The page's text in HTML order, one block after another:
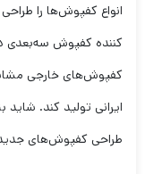
انواع کفپوش‌ها را
کننده کفپوش سه‌بعدی
کفپوش‌های خارجی
ایرانی تولید کند.
طراحی کفپوش‌های